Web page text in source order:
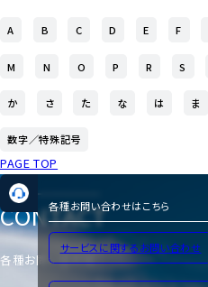
A B C D E F
M N O P R S
か さ た な は ま
数字／特殊記号
PAGE TOP
各種お問い合わせはこちら
サービスに関するお問い合わせ
CONTACT
各種お問い合わせ